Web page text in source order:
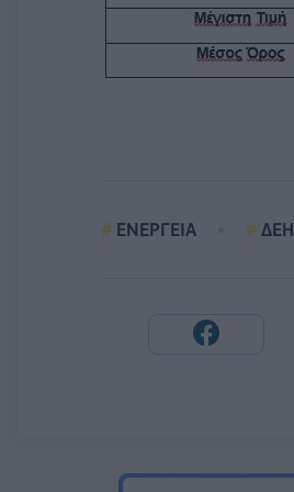
ΕΝΕΡΓΕΙΑ ΔΕΗ